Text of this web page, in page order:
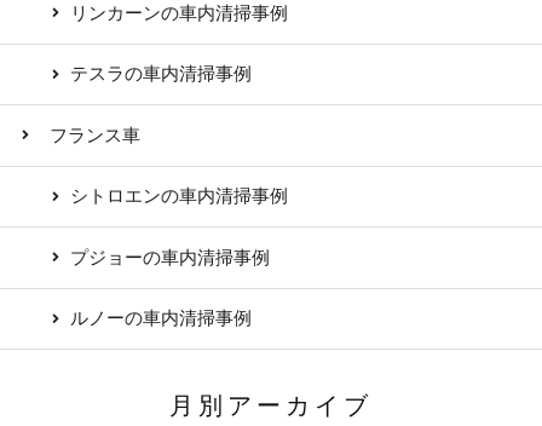
リンカーンの車内清掃事例
テスラの車内清掃事例
フランス車
シトロエンの車内清掃事例
プジョーの車内清掃事例
ルノーの車内清掃事例
月別アーカイブ